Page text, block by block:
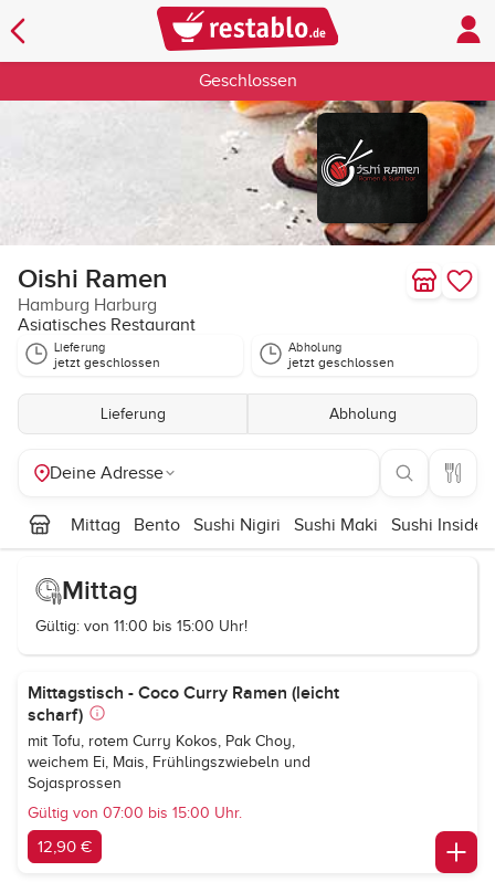
Geschlossen
Oishi Ramen
Hamburg Harburg
Asiatisches Restaurant
Lieferung
jetzt geschlossen
Abholung
jetzt geschlossen
Lieferung Abholung
Deine Adresse
Mittag Bento Sushi Nigiri Sushi Maki Sushi Inside
Mittag
Gültig: von 11:00 bis 15:00 Uhr!
Mittagstisch - Coco Curry Ramen (leicht
scharf)
mit Tofu, rotem Curry Kokos, Pak Choy,
weichem Ei, Mais, Frühlingszwiebeln und
Sojasprossen
Gültig von 07:00 bis 15:00 Uhr.
12,90 €